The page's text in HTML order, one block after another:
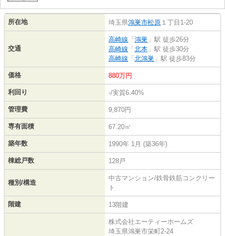
所在地 埼玉県鴻巣市松原 １丁目1-20
交通
高崎線 「 鴻巣 」駅 徒歩26分
高崎線 「 北本 」駅 徒歩30分
高崎線 「 北鴻巣 」駅 徒歩83分
価格 880万円
利回り -/実質6.40%
管理費 9,870円
専有面積 67.20㎡
築年数 1990年 1月 (築36年)
棟総戸数 128戸
種別/構造
中古マンション/鉄骨鉄筋コンクリー
ト
階建 13階建
株式会社エーティーホームズ
埼玉県鴻巣市栄町2-24